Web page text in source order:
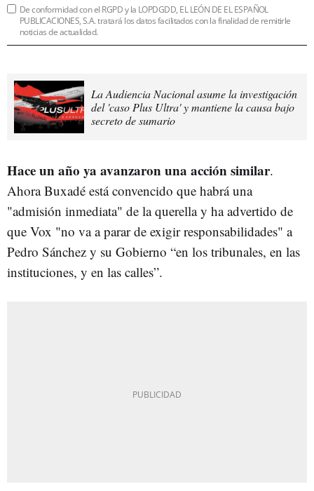
De conformidad con el RGPD y la LOPDGDD, EL LEÓN DE EL ESPAÑOL
PUBLICACIONES, S.A. tratará los datos facilitados con la finalidad de remitirle
noticias de actualidad.
La Audiencia Nacional asume la investigación
del 'caso Plus Ultra' y mantiene la causa bajo
secreto de sumario
Hace un año ya avanzaron una acción similar.
Ahora Buxadé está convencido que habrá una
"admisión inmediata" de la querella y ha advertido de
que Vox "no va a parar de exigir responsabilidades" a
Pedro Sánchez y su Gobierno “en los tribunales, en las
instituciones, y en las calles”.